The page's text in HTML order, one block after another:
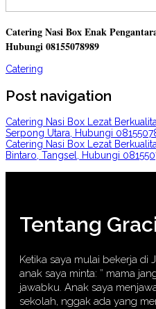
Catering Nasi Box Enak
Hubungi 08155078989
Catering
Post navigation
Catering Nasi Box Lezat
Serpong Utara, Hubungi
Catering Nasi Box Lezat
Bintaro, Tangsel, Hubungi
Tentang
Ketika saya mulai bekerja di
anak saya minta: ” mama
jawabku. Anak saya
sekolah, nggak ada yang